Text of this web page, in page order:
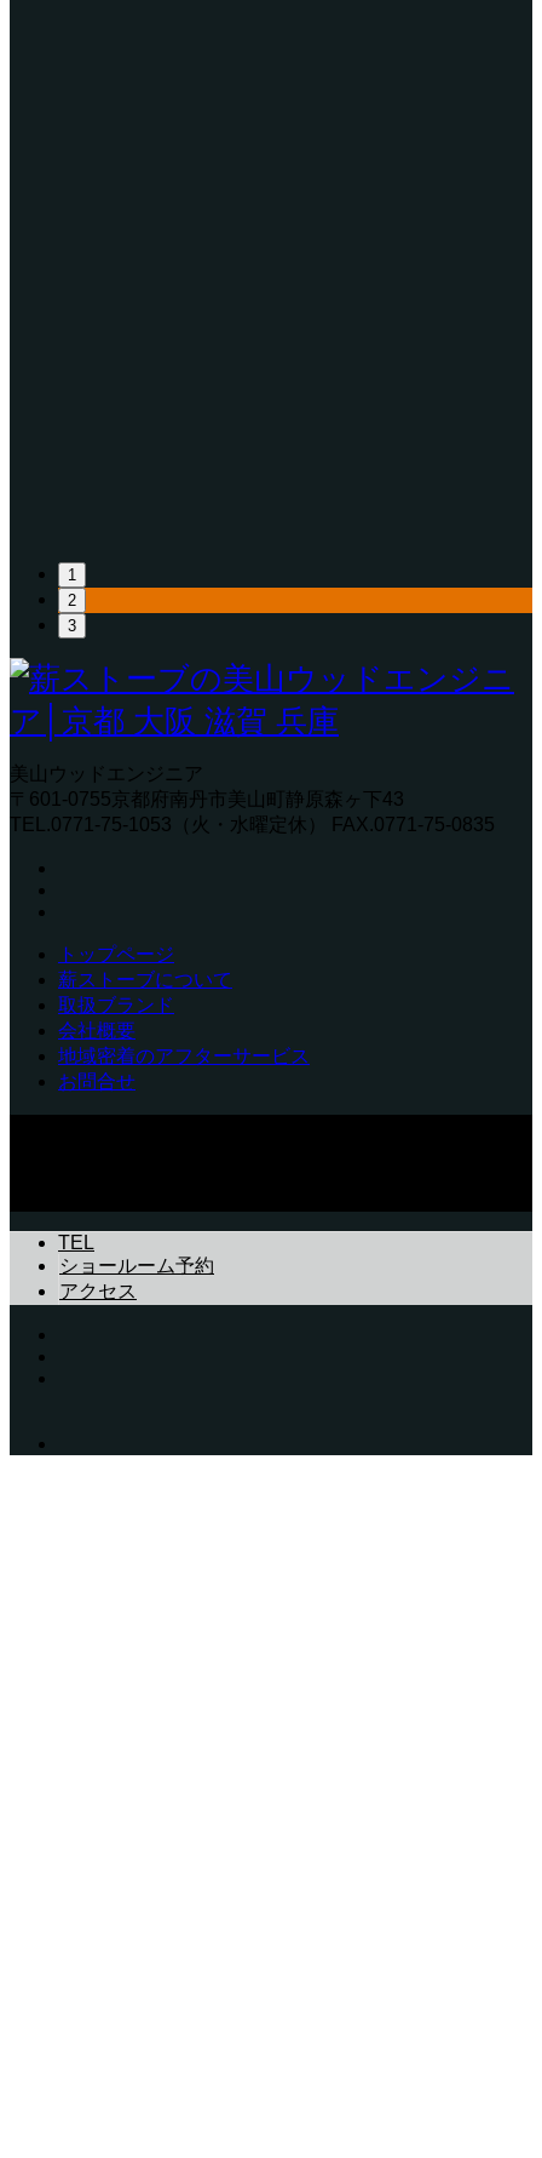
1
2
3
美山ウッドエンジニア
〒601-0755京都府南丹市美山町静原森ヶ下43
TEL.0771-75-1053（火・水曜定休） FAX.0771-75-0835
トップページ
薪ストーブについて
取扱ブランド
会社概要
地域密着のアフターサービス
お問合せ
TEL
ショールーム予約
アクセス